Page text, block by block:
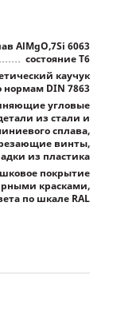
AlMgO,7Si 6063
состояние Т6
каучук
нормам DIN 7863
угловые
из стали и
сплава,
винты,
из пластика
покрытие
красками,
по шкале RAL